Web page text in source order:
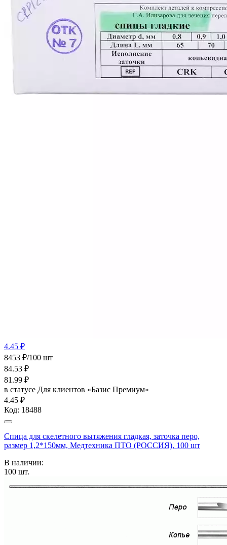
4.45 ₽
8453 ₽/100 шт
84.53 ₽
81.99 ₽
в статусе Для клиентов «Базис Премиум»
4.45 ₽
Код: 18488
Спица для скелетного вытяжения гладкая, заточка перо,
размер 1,2*150мм, Медтехника ПТО (РОССИЯ), 100 шт
В наличии:
100 шт.